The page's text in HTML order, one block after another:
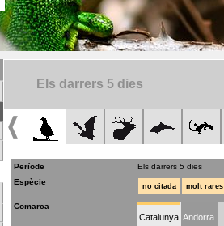
Els darrers 5 dies
Període
Els darrers 5 dies
Espècie
no citada molt rares
Comarca
Catalunya Andorra